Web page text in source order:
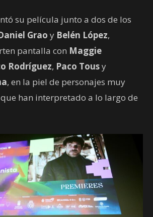
su película junto a dos de los
Grao y Belén López,
pantalla con Maggie
Rodríguez, Paco Tousy
, en la piel de personajes muy
han interpretado a lo largo de